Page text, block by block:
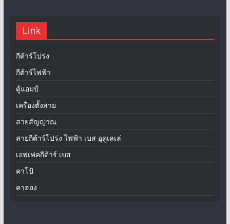
Link
กีต้าร์โปร่ง
กีต้าร์ไฟฟ้า
ตู้แอมป์
เครื่องตั้งสาย
สายสัญญาณ
สายกีต้าร์โปร่ง ไฟฟ้า เบส อุคูเลเล่
เอฟเฟคกีต้าร์ เบส
คาโป้
คาฮอง